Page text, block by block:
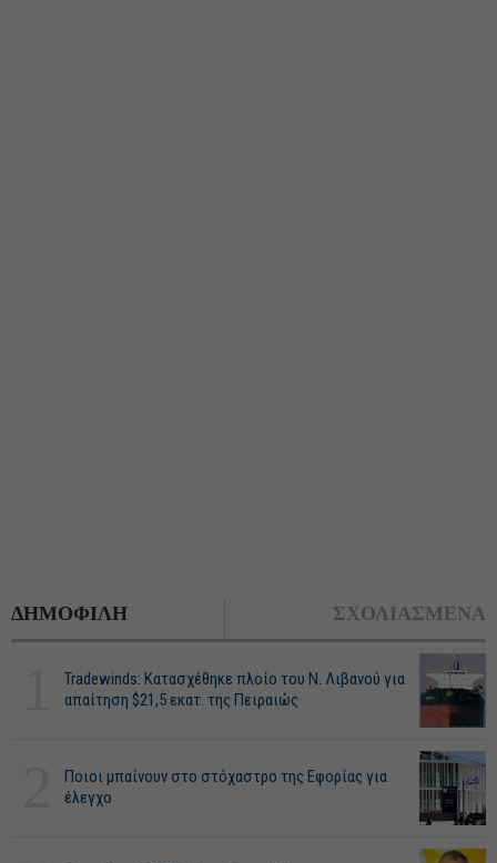
ΔΗΜΟΦΙΛΗ ΣΧΟΛΙΑΣΜΕΝΑ
Tradewinds: Κατασχέθηκε πλοίο του Ν. Λιβανού για
απαίτηση $21,5 εκατ. της Πειραιώς
Ποιοι μπαίνουν στο στόχαστρο της Εφορίας για
έλεγχο